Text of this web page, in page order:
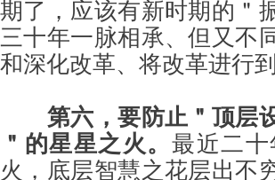
期了，应该有新时期的＂
三十年一脉相承、但又不
和深化改革、将改革进行
第六，要防止＂顶层
＂的星星之火。 最近二
火，底层智慧之花层出不